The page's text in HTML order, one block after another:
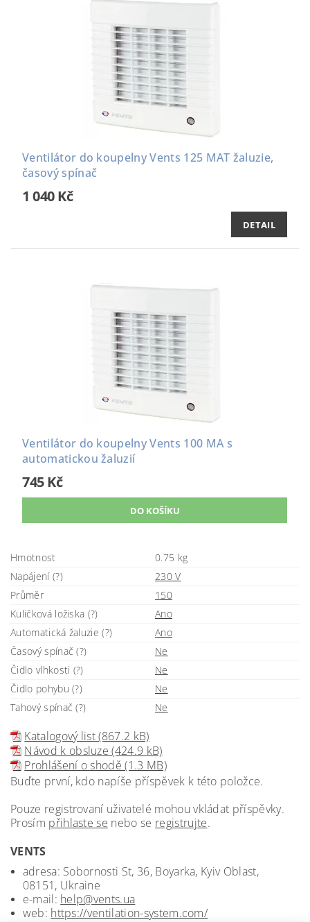
Ventilátor do koupelny Vents 125 MAT žaluzie,
časový spínač
1 040 Kč
DETAIL
Ventilátor do koupelny Vents 100 MA s
automatickou žaluzií
745 Kč
Hmotnost
0.75 kg
Napájení (?)
230 V
Průměr
150
Kuličková ložiska (?)
Ano
Automatická žaluzie (?)
Ano
Časový spínač (?)
Ne
Čidlo vlhkosti (?)
Ne
Čidlo pohybu (?)
Ne
Tahový spínač (?)
Ne
Katalogový list (867.2 kB)
Návod k obsluze (424.9 kB)
Prohlášení o shodě (1.3 MB)
Buďte první, kdo napíše příspěvek k této položce.
Pouze registrovaní uživatelé mohou vkládat příspěvky.
Prosím přihlaste se nebo se registrujte.
VENTS
adresa: Sobornosti St, 36, Boyarka, Kyiv Oblast,
08151, Ukraine
e-mail: help@vents.ua
web: https://ventilation-system.com/